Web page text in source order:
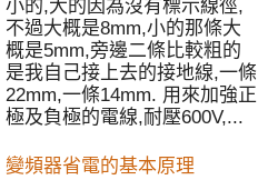
小的,大的因為沒有標示線徑,
不過大概是8mm,小的那條大
概是5mm,旁邊二條比較粗的
是我自己接上去的接地線,一條
22mm,一條14mm. 用來加強正
極及負極的電線,耐壓600V,...
變頻器省電的基本原理